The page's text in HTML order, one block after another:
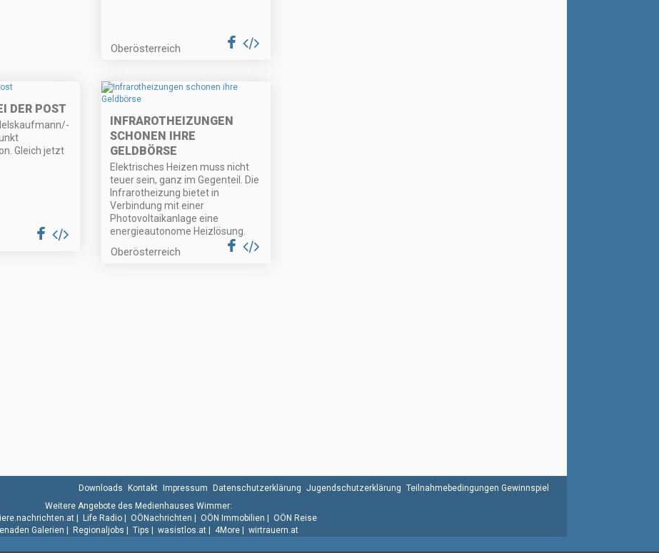
Oberösterreich
DER POST
Gleich jetzt
INFRAROTHEIZUNGEN
SCHONEN IHRE
GELDBÖRSE
Elektrisches Heizen muss nicht
teuer sein, ganz im Gegenteil. Die
Infrarotheizung bietet in
Verbindung mit einer
Photovoltaikanlage eine
energieautonome Heizlösung.
Oberösterreich
Downloads Kontakt Impressum Datenschutzerklärung Jugendschutzerklärung Teilnahmebedingungen Gewinnspiel
Weitere Angebote des Medienhauses Wimmer:
Life Radio OÖNachrichten OÖN Immobilien
OÖN Reise
Galerien
Regionaljobs Tips wasistlos.at 4More wirtrauern.at